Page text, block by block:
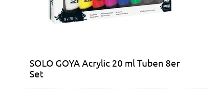
SOLO GOYA Acrylic 20 ml Tuben 8er
Set